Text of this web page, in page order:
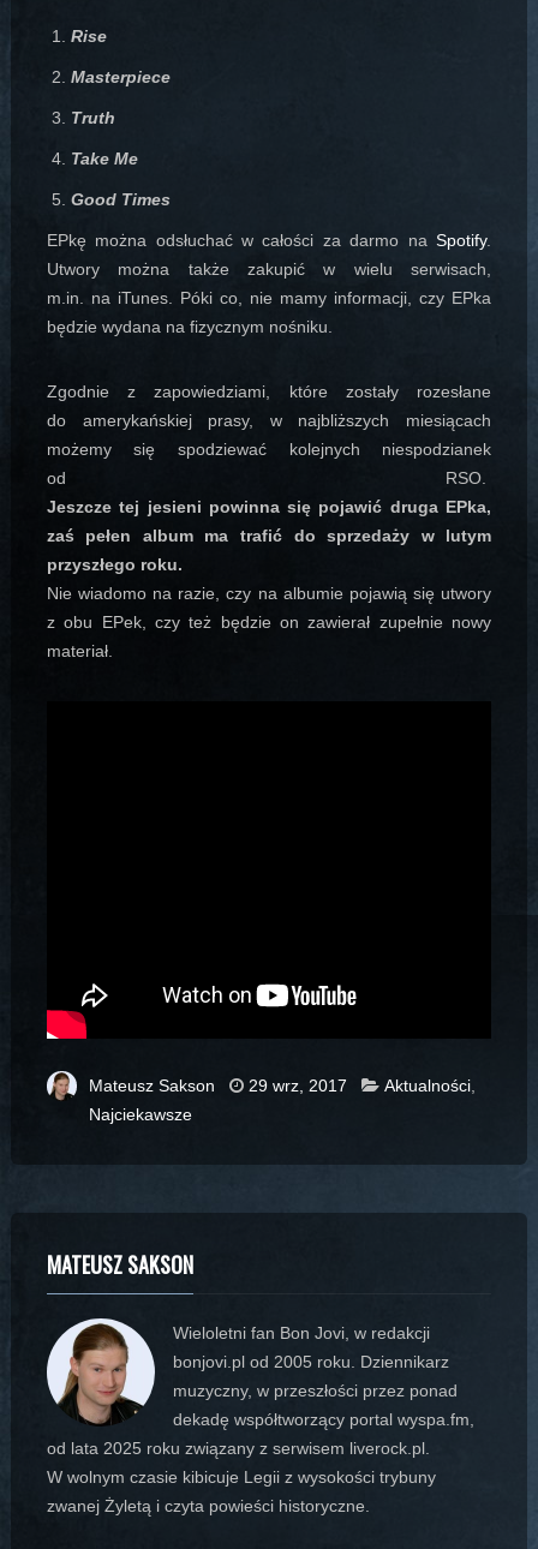
Rise
Masterpiece
Truth
Take Me
Good Times
EPkę można odsłuchać w całości za darmo naSpotify.
Utwory można także zakupić w wielu serwisach,
m.in. na iTunes. Póki co, nie mamy informacji, czy EPka
będzie wydana na fizycznym nośniku.
Zgodnie z zapowiedziami, które zostały rozesłane
do amerykańskiej prasy, w najbliższych miesiącach
możemy się spodziewać kolejnych niespodzianek
od RSO.
Jeszcze tej jesieni powinna się pojawić druga EPka,
zaś pełen album ma trafić do sprzedaży w lutym
przyszłego roku.
Nie wiadomo na razie, czy na albumie pojawią się utwory
z obu EPek, czy też będzie on zawierał zupełnie nowy
materiał.
Mateusz Sakson 29 wrz, 2017 Aktualności,
Najciekawsze
MATEUSZ SAKSON
Wieloletni fan Bon Jovi, w redakcji
bonjovi.pl od 2005 roku. Dziennikarz
muzyczny, w przeszłości przez ponad
dekadę współtworzący portal wyspa.fm,
od lata 2025 roku związany z serwisem liverock.pl.
W wolnym czasie kibicuje Legii z wysokości trybuny
zwanej Żyletą i czyta powieści historyczne.